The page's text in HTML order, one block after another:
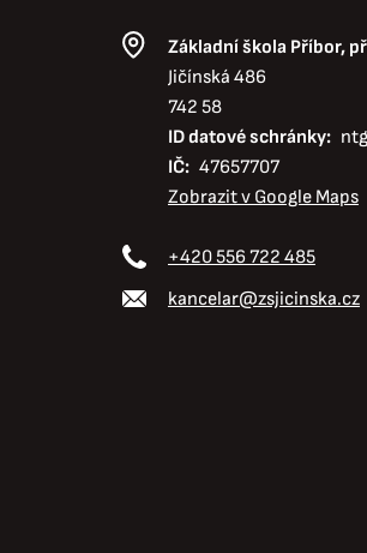
Základní škola Příbor,
Jičínská 486
742 58
ID datové schránky
IČ
47657707
Zobrazit v Google Maps
+420 556 722 485
kancelar@zsjicinska.cz